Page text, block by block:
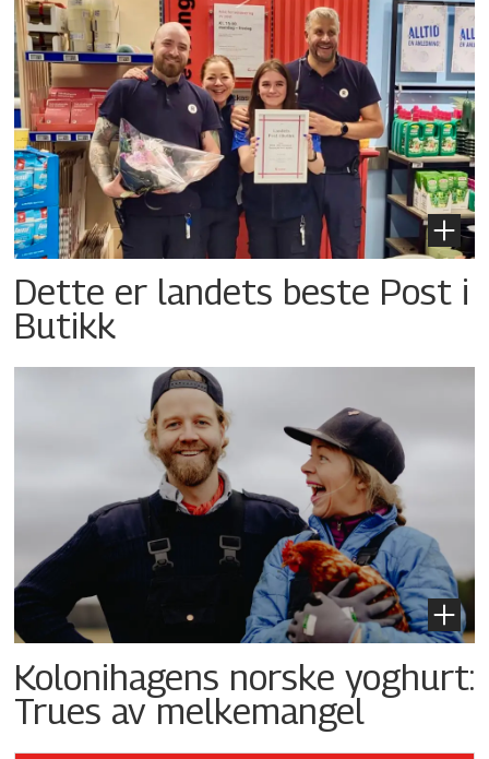
Dette er landets beste Post i
Butikk
Kolonihagens norske yoghurt:
Trues av melkemangel